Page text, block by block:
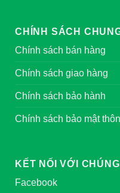
CHÍNH SÁCH
Chính sách bán hàng
Chính sách giao hàng
Chính sách bảo hành
Chính sách bảo mật
KẾT NỐI VỚI CHÚNG
Facebook